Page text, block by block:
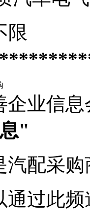
限
企业信
"
汽配采
通过此